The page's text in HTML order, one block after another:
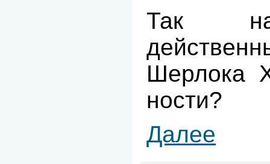
Так
Шерлока
ности?
Далее